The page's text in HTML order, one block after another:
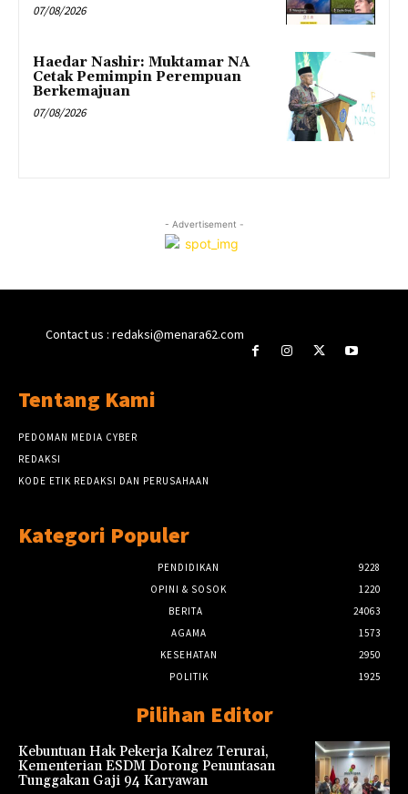
07/08/2026
Haedar Nashir: Muktamar NA
Cetak Pemimpin Perempuan
Berkemajuan
07/08/2026
- Advertisement -
Contact us : redaksi@menara62.com
Tentang Kami
PEDOMAN MEDIA CYBER
REDAKSI
KODE ETIK REDAKSI DAN PERUSAHAAN
Kategori Populer
PENDIDIKAN
9228
OPINI & SOSOK
1220
BERITA
24063
AGAMA
1573
KESEHATAN
2950
POLITIK
1925
Pilihan Editor
Kebuntuan Hak Pekerja Kalrez Terurai,
Kementerian ESDM Dorong Penuntasan
Tunggakan Gaji 94 Karyawan